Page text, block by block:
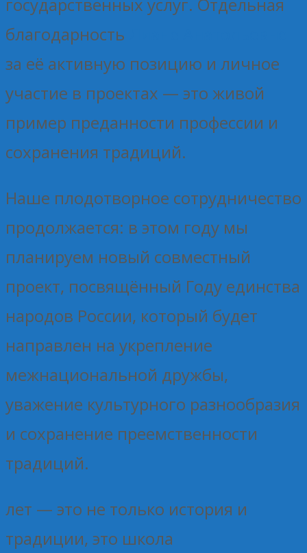
благодарность
за её активную позицию и личное
участие в проектах — это живой
пример преданности профессии и
сохранения традиций.
Наше плодотворное сотрудничество
продолжается: в этом году мы
планируем новый совместный
проект, посвящённый Году единства
народов России, который будет
направлен на укрепление
межнациональной дружбы,
уважение культурного разнообразия
и сохранение преемственности
традиций.
лет — это не только история и
традиции, это школа